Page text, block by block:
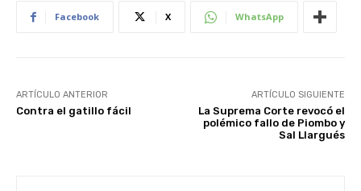
Facebook X WhatsApp
ARTÍCULO ANTERIOR
Contra el gatillo fácil
ARTÍCULO SIGUIENTE
La Suprema Corte revocó el
polémico fallo de Piombo y
Sal Llargués